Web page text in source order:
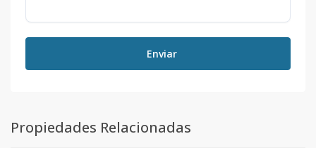
Enviar
Propiedades Relacionadas